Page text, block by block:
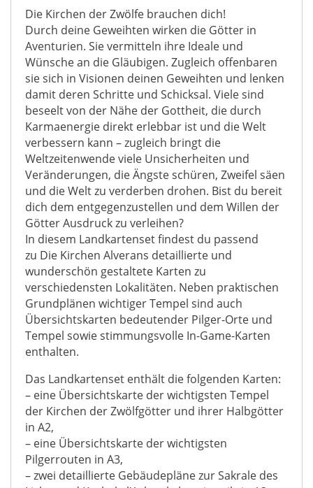
Die Kirchen der Zwölfe brauchen dich!
Durch deine Geweihten wirken die Götter in
Aventurien. Sie vermitteln ihre Ideale und
Wünsche an die Gläubigen. Zugleich offenbaren
sie sich in Visionen deinen Geweihten und lenken
damit deren Schritte und Schicksal. Viele sind
beseelt von der Nähe der Gottheit, die durch
Karmaenergie direkt erlebbar ist und die Welt
verbessern kann – zugleich bringt die
Weltzeitenwende viele Unsicherheiten und
Veränderungen, die Ängste schüren, Zweifel säen
und die Welt zu verderben drohen. Bist du bereit
dich dem entgegenzustellen und dem Willen der
Götter Ausdruck zu verleihen?
In diesem Landkartenset findest du passend
zu Die Kirchen Alverans detaillierte und
wunderschön gestaltete Karten zu
verschiedensten Lokalitäten. Neben praktischen
Grundplänen wichtiger Tempel sind auch
Übersichtskarten bedeutender Pilger-Orte und
Tempel sowie stimmungsvolle In-Game-Karten
enthalten.
Das Landkartenset enthält die folgenden Karten:
– eine Übersichtskarte der wichtigsten Tempel
der Kirchen der Zwölfgötter und ihrer Halbgötter
in A2,
– eine Übersichtskarte der wichtigsten
Pilgerrouten in A3,
– zwei detaillierte Gebäudepläne zur Sakrale des